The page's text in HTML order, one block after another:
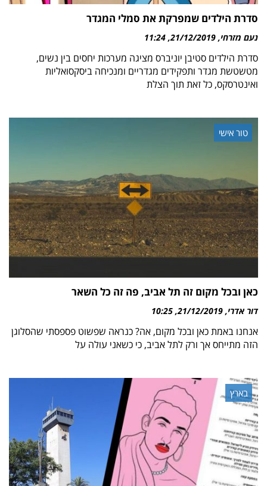
סדרת הילדים שמפרקת את סמלי המגדר
נעם מזרחי 21/12/2019
11:24
סדרת הילדים סטיבן יוניברס מציגה מערכות יחסים בין נשים,
מטשטשת מגדר ותפקידים מגדריים ומנכיחה ביסקסואליות
ואינטרסקס, כל זאת תוך הצלת
טור אישי
כאן ובכל מקום זה תל אביב, פה זה כל השאר
דור אדרי 21/12/2019
10:25
אנחנו באמת כאן ובכל מקום, אה? כנראה שפשוט פספסתי שהסלוגן
הזה מתייחס אך ורק לתל אביב, כי כשאני עולה על
בארץ